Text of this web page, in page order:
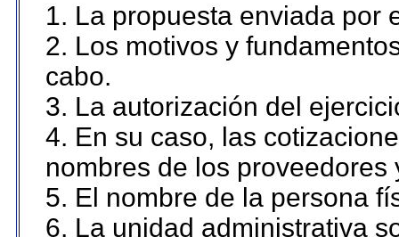
1. La propuesta enviada por
2. Los motivos y
cabo.
3. La autorización del
4. En su caso, las
nombres de los proveedores
5. El nombre de la persona
6. La unidad administrativa